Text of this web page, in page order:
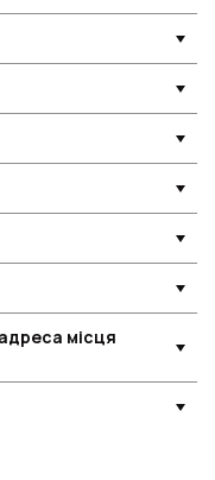
місця